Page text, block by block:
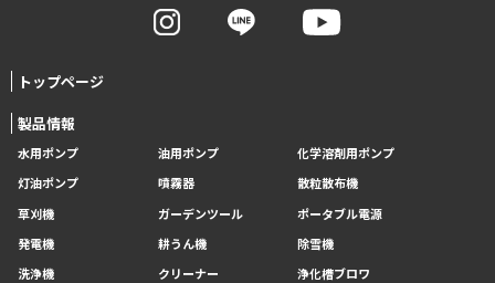
トップページ
製品情報
水用ポンプ 油用ポンプ
化学溶剤用ポンプ
灯油ポンプ
噴霧器
散粒散布機
草刈機
ガーデンツール
ポータブル電源
発電機
耕うん機
除雪機
洗浄機
クリーナー
浄化槽ブロワ